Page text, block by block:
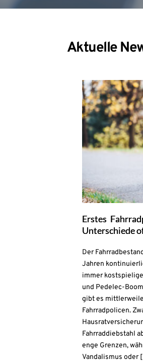
Aktuelle
Erstes
Unterschiede
Der
Jahren
immer
und Pedelec-
gibt es
Fahrradpolicen.
Fahrraddiebstahl
enge Grenzen,
Vandalismus oder